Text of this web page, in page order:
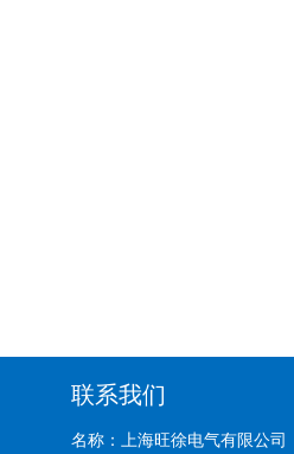
联系我们
名称：上海旺徐电气有限公司